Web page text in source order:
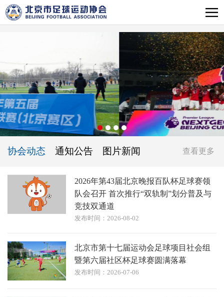
协会动态 通知公告 图片新闻 查看更多
2026年第43届北京晚报百队杯足球赛领
队会召开 首次推行“双轨制”划分普及与
竞技双通道
发布时间：2026-08-02
北京市第十七届运动会足球项目社会组
暨第六届社区杯足球赛圆满落幕
发布时间：2026-07-06